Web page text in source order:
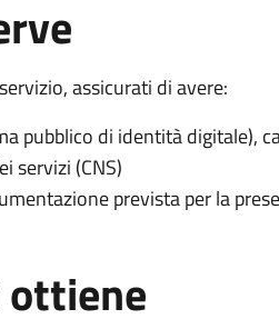
assicurati di avere:
pubblico di identità digitale),
servizi (CNS)
prevista per la
ottiene